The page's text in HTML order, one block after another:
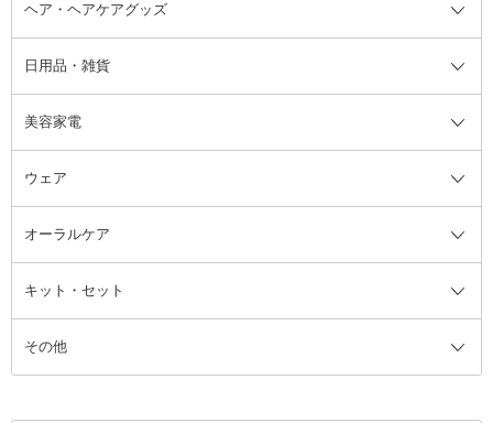
コットン・綿棒
洗顔グッズ
ブラシ・チップ
ツィザー・毛抜き
カミソリ
ファンデーション・パウダーケー
ス
ミラー・鏡
ボディケアグッズ全て
マッサージ・ボディケアグッズ
かかと・角質ケアグッズ
絆創膏
ヘア・ヘアケアグッズ
ヘア・ヘアケアグッズ全て
ヘアゴム
ヘアバンド
ヘッドマッサージブラシ
日用品・雑貨
日用品・雑貨全て
柔軟剤
ルームフレグランス・ディフュー
ザー
アロマキャンドル
消臭剤・芳香剤
美容家電
美容家電全て
ボディケア美容家電
その他美容家電
ウェア
ウェア全て
レッグウェア
オーラルケア
オーラルケア全て
歯ブラシ
キット・セット
キット・セット全て
その他